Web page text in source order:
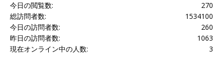
270
今日の閲覧数:
1534100
総訪問者数:
260
今日の訪問者数:
1063
昨日の訪問者数:
3
現在オンライン中の人数: